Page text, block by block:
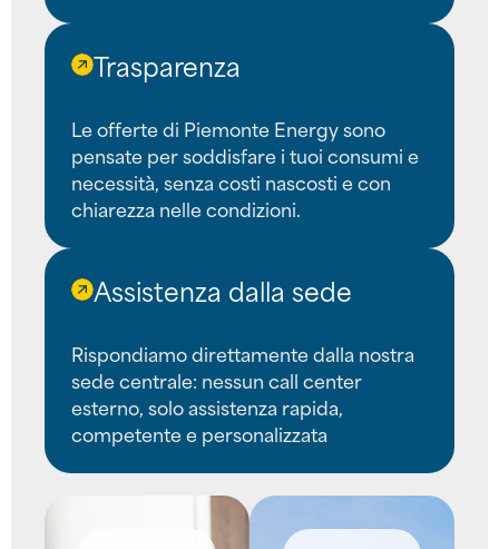
Trasparenza
Le offerte di Piemonte Energy sono
pensate per soddisfare i tuoi consumi e
necessità, senza costi nascosti e con
chiarezza nelle condizioni.
Assistenza dalla sede
Rispondiamo direttamente dalla nostra
sede centrale: nessun call center
esterno, solo assistenza rapida,
competente e personalizzata